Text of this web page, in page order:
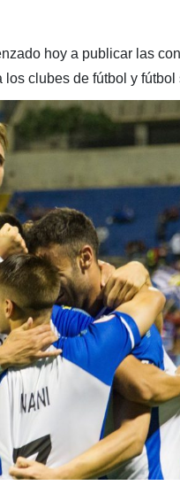
hoy a publicar las
clubes de fútbol y fútbol